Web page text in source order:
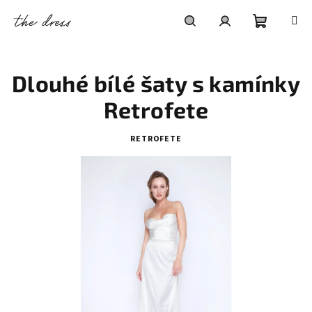
košík
Dlouhé bílé šaty s kamínky
Retrofete
RETROFETE